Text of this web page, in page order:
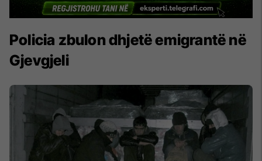
Policia zbulon dhjetë emigrantë në
Gjevgjeli